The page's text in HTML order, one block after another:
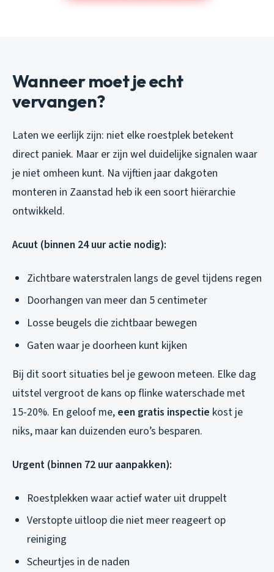
Wanneer moet je echt
vervangen?
Laten we eerlijk zijn: niet elke roestplek betekent
direct paniek. Maar er zijn wel duidelijke signalen waar
je niet omheen kunt. Na vijftien jaar dakgoten
monteren in Zaanstad heb ik een soort hiërarchie
ontwikkeld.
Acuut (binnen 24 uur actie nodig):
Zichtbare waterstralen langs de gevel tijdens regen
Doorhangen van meer dan 5 centimeter
Losse beugels die zichtbaar bewegen
Gaten waar je doorheen kunt kijken
Bij dit soort situaties bel je gewoon meteen. Elke dag
uitstel vergroot de kans op flinke waterschade met
15-20%. En geloof me, een gratis inspectie kost je
niks, maar kan duizenden euro’s besparen.
Urgent (binnen 72 uur aanpakken):
Roestplekken waar actief water uit druppelt
Verstopte uitloop die niet meer reageert op
reiniging
Scheurtjes in de naden